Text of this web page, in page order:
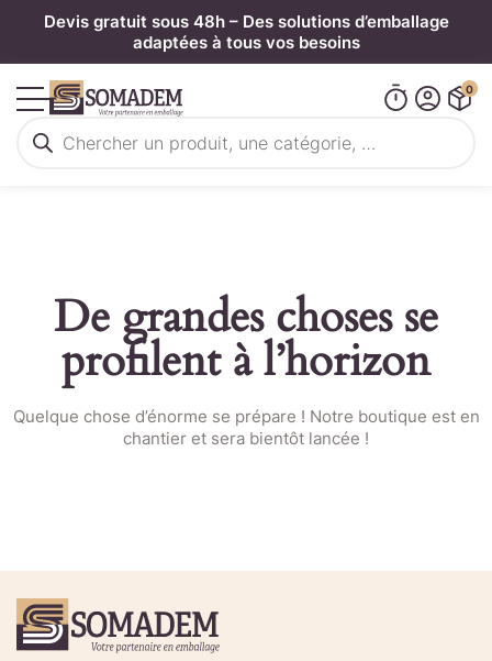
Devis gratuit sous 48h – Des solutions d’emballage
adaptées à tous vos besoins
de
0
De grandes choses se
profilent à l’horizon
Quelque chose d’énorme se prépare ! Notre boutique est en
chantier et sera bientôt lancée !
commande rapide
Panneau de gestion des cookies